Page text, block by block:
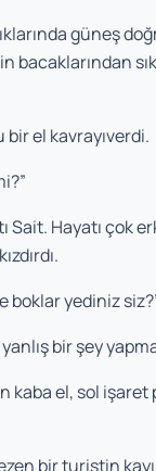
güneş
bacaklarından
bir el kavrayıverdi.
Sait. Hayatı çok
boklar yediniz
bir şey
el, sol işaret
bir turistin